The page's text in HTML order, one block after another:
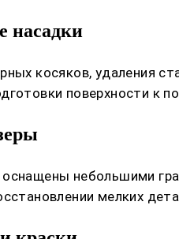
насадки
косяков, удаления
поверхности к
небольшими
мелких